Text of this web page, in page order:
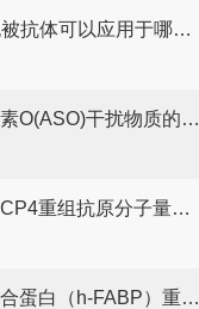
猫疱疹FHV包被抗体可以应用于哪些方面呢？
抗链球菌溶血素O(ASO)干扰物质的有效期是多久呢？
抗草甘膦基因CP4重组抗原分子量是多少呢？
心肌脂肪酸结合蛋白（h-FABP）重组蛋白的分子量是多少呢？